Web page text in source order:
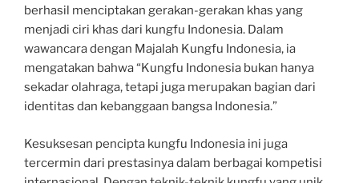
berhasil menciptakan gerakan-gerakan khas yang
menjadi ciri khas dari kungfu Indonesia. Dalam
wawancara dengan Majalah Kungfu Indonesia, ia
mengatakan bahwa “Kungfu Indonesia bukan hanya
sekadar olahraga, tetapi juga merupakan bagian dari
identitas dan kebanggaan bangsa Indonesia.”
Kesuksesan pencipta kungfu Indonesia ini juga
tercermin dari prestasinya dalam berbagai kompetisi